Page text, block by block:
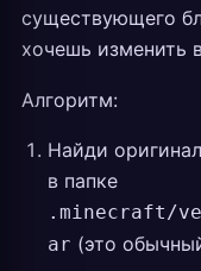
существующего
хочешь изменить
Алгоритм:
Найди
в папке
.minecraft/
ar (это